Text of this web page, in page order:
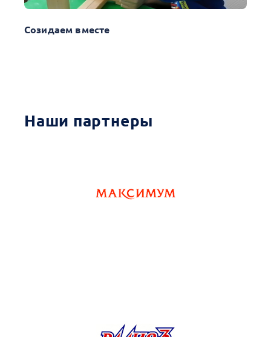
Созидаем вместе
Наши партнеры